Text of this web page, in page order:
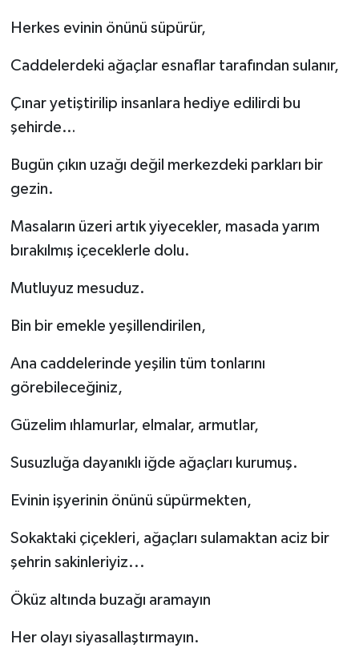
Herkes evinin önünü süpürür,
Caddelerdeki ağaçlar esnaflar tarafından sulanır,
Çınar yetiştirilip insanlara hediye edilirdi bu
şehirde…
Bugün çıkın uzağı değil merkezdeki parkları bir
gezin.
Masaların üzeri artık yiyecekler, masada yarım
bırakılmış içeceklerle dolu.
Mutluyuz mesuduz.
Bin bir emekle yeşillendirilen,
Ana caddelerinde yeşilin tüm tonlarını
görebileceğiniz,
Güzelim ıhlamurlar, elmalar, armutlar,
Susuzluğa dayanıklı iğde ağaçları kurumuş.
Evinin işyerinin önünü süpürmekten,
Sokaktaki çiçekleri, ağaçları sulamaktan aciz bir
şehrin sakinleriyiz...
Öküz altında buzağı aramayın
Her olayı siyasallaştırmayın.